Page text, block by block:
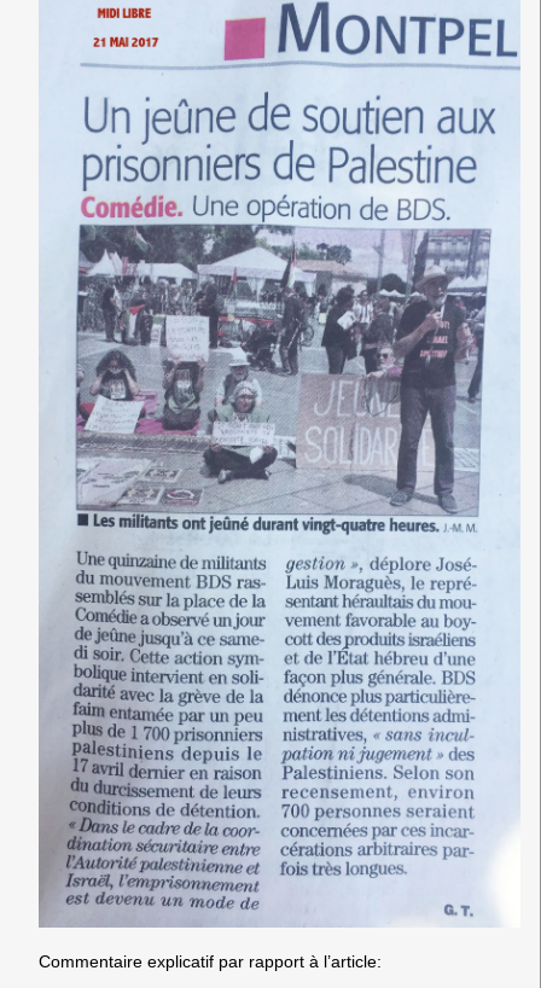
Commentaire explicatif par rapport à l’article: